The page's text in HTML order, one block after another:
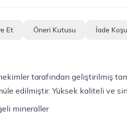
Et Öneri Kutusu İade
tarafından geliştirilmiş
edilmiştir. Yüksek kaliteli ve
mineraller